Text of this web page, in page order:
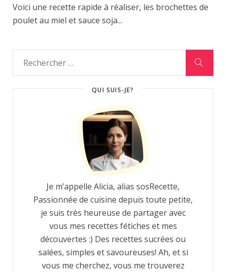
Voici une recette rapide à réaliser, les brochettes de
poulet au miel et sauce soja...
QUI SUIS-JE?
Je m’appelle Alicia, alias sosRecette,
Passionnée de cuisine depuis toute petite,
je suis très heureuse de partager avec
vous mes recettes fétiches et mes
découvertes :) Des recettes sucrées ou
salées, simples et savoureuses! Ah, et si
vous me cherchez, vous me trouverez